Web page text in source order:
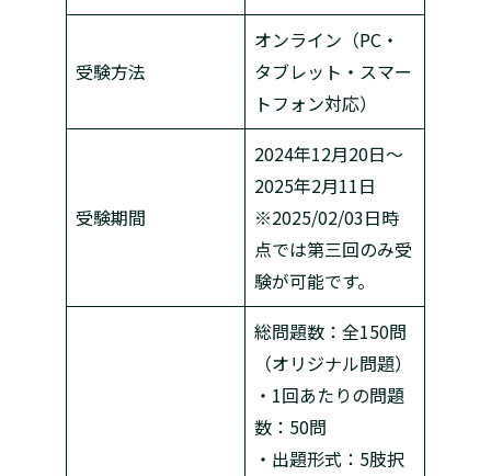
受験方法
オンライン（PC・
タブレット・スマー
トフォン対応）
受験期間
2024年12月20日～
2025年2月11日
※2025/02/03日時
点では第三回のみ受
験が可能です。
総問題数：全150問
（オリジナル問題）
・1回あたりの問題
数：50問
・出題形式：5肢択